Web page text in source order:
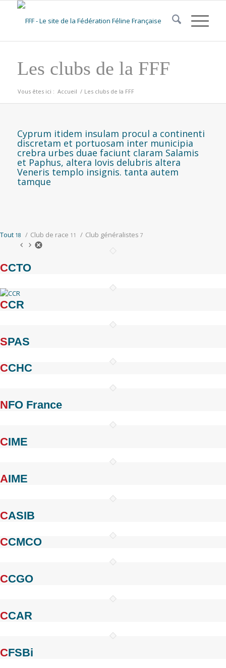
Les clubs de la FFF
Vous êtes ici : Accueil / Les clubs de la FFF
Cyprum itidem insulam procul a continenti
discretam et portuosam inter municipia
crebra urbes duae faciunt claram Salamis
et Paphus, altera Iovis delubris altera
Veneris templo insignis. tanta autem
tamque
Tout 18 / Club de race 11 / Club généralistes 7
CCTO
CCR
SPAS
CCHC
NFO France
CIME
AIME
CASIB
CCMCO
CCGO
CCAR
CFSBi